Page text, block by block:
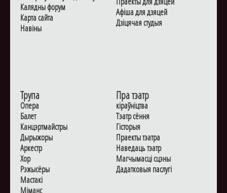
Калядны форум
Карта сайта
Навiны
Афiша для дзяцей
Дзiцячая студыя
Трупа
Опера
Балет
Канцэртмайстры
Дырыжоры
Аркестр
Хор
Рэжысёры
Мастакі
Мiманс
Пра тэатр
кіраўніцтва
Тэатр сёння
Гiсторыя
Праекты тэатра
Наведаць тэатр
Магчымасцi сцэны
Дадаткoвыя паслугi